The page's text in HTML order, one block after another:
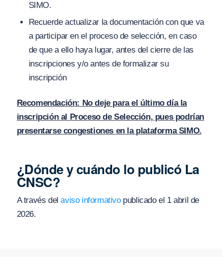
SIMO.
Recuerde actualizar la documentación con que va
a participar en el proceso de selección, en caso
de que a ello haya lugar, antes del cierre de las
inscripciones y/o antes de formalizar su
inscripción
Recomendación: No deje para el último día la
inscripción al Proceso de Selección, pues podrían
presentarse congestiones en la plataforma SIMO.
¿Dónde y cuándo lo publicó La
CNSC?
A través delaviso informativopublicado el 1 abril de
2026.